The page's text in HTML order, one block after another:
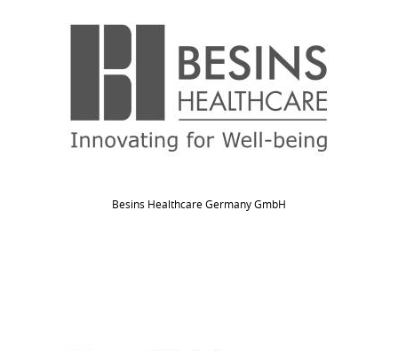
Besins Healthcare Germany GmbH